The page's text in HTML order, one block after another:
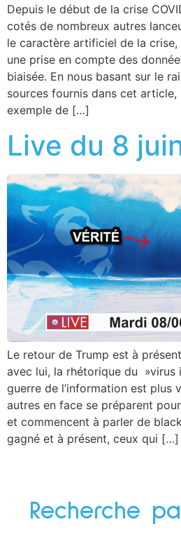
Depuis le début de la crise
cotés de nombreux autres
le caractère artificiel de la
une prise en compte des
biaisée. En nous basant sur le
sources fournis dans cet
exemple de […]
Live du 8
Le retour de Trump est à
avec lui, la rhétorique du »virus
guerre de l’information est plus
autres en face se préparent
et commencent à parler de
gagné et à présent, ceux qui […]
Recherche